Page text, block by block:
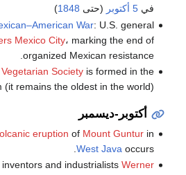
في5 أكتوبر (حتى 1848
)
War: U.S. general
Mexico City، marking the end of
organized Mexican resistance.
Vegetarian Societyis formed in the
(it remains the oldest in the world).
أكتوبر-ديسمبر
eruption of Mount Gunturin
West Java occurs.
and industrialists Werner